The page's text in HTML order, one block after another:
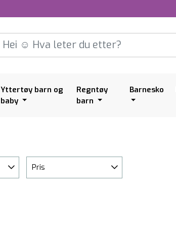
Yttertøy barn og
baby
Regntøy
barn
Barnesko
Pris